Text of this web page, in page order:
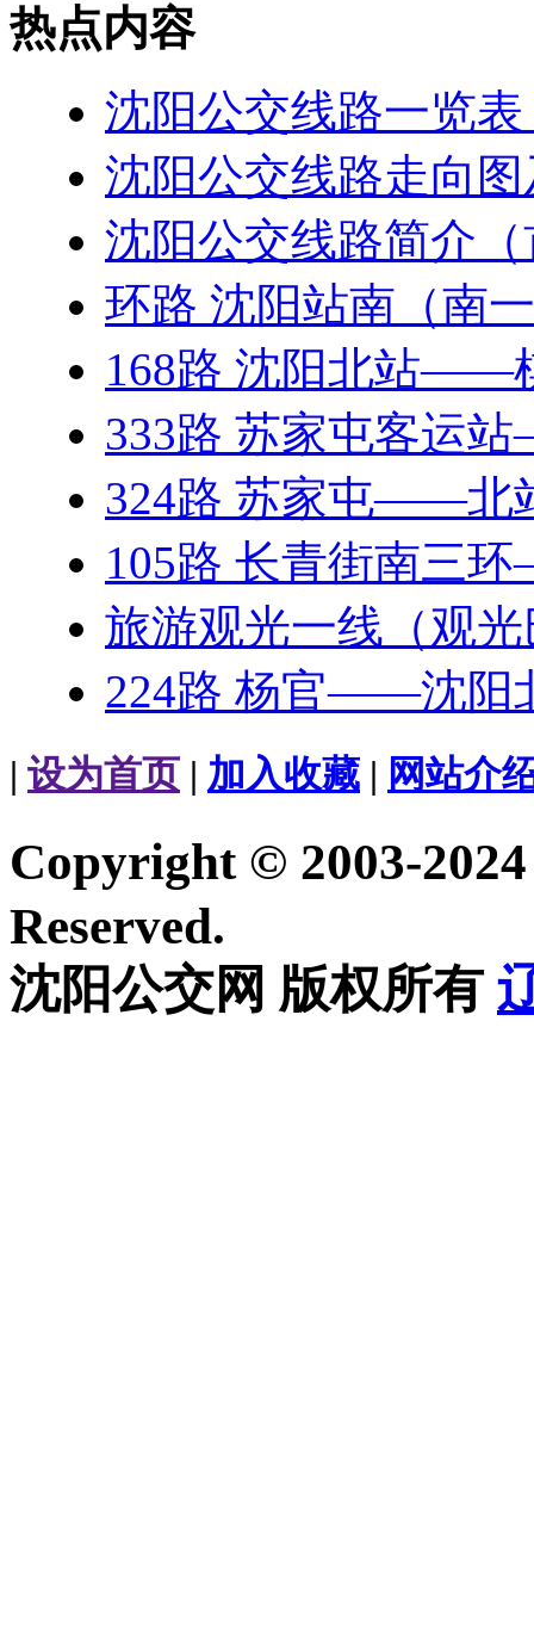
热点内容
沈阳公交线路一览表
沈阳公交线路走向
沈阳公交线路简介
环路 沈阳站南（南
168路 沈阳北站——
333路 苏家屯客运
324路 苏家屯——北
105路 长青街南三
旅游观光一线（观
224路 杨官——沈阳
| 设为首页 | 加入收藏 | 网站介
Copyright © 2003-
Reserved.
沈阳公交网 版权所有